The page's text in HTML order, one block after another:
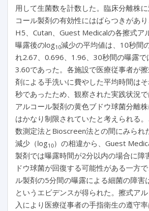
用して生菌数を計数した。臨床分離株
コール製剤の有効性にはばらつきがあ
H5、Cutan、Guest Medicalの各擦式ア
曝露後のlog10減少の平均値は、10秒間
れ2.67、0.696、1.96、30秒間の曝露で
3.60であった。各施設で医療従事者が
剤による手洗いに費やした平均時間は
秒であったため、観察された実践状況
アルコール製剤の黄色ブドウ球菌分離
はかなり制限されていたと考えられる
数測定法とBioscreen法との間にみられ
減少（log10）の相違から、Guest
製剤では曝露時間が2分以内の場合に障
ドウ球菌が回復する可能性がある一方
ル製剤の5分間の曝露による細菌の障害
というエビデンスが得られた。擦式ア
入により医療従事者の手指衛生の遵守率